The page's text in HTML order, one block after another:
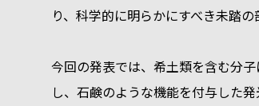
り、科学的に明らかにすべき未踏の
今回の発表では、希土類を含む分
し、石鹸のような機能を付与した